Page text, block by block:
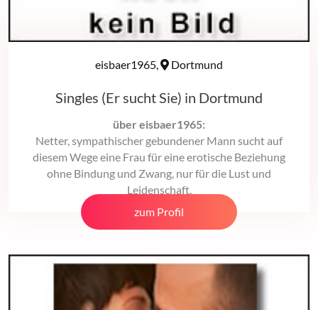
eisbaer1965, Dortmund
Singles (Er sucht Sie) in Dortmund
über eisbaer1965:
Netter, sympathischer gebundener Mann sucht auf
diesem Wege eine Frau für eine erotische Beziehung
ohne Bindung und Zwang, nur für die Lust und
Leidenschaft.
zum Profil